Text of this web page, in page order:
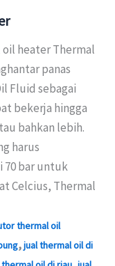
heater Thermal
panas
Fluid sebagai
bekerja hingga
bahkan lebih.
harus
70 bar untuk
Celcius, Thermal
thermal oil
,jual thermal oil di